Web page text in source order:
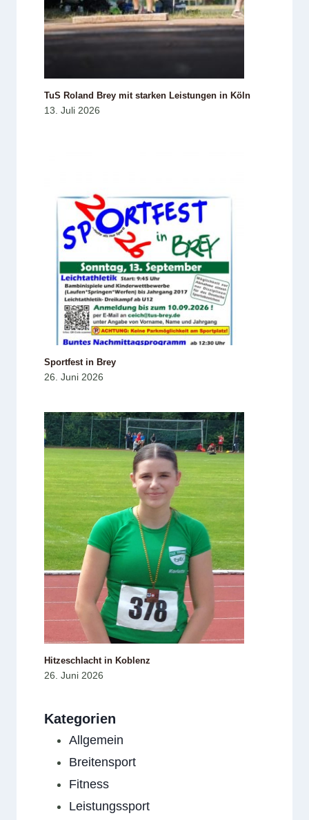
TuS Roland Brey mit starken Leistungen in Köln
13. Juli 2026
Sportfest in Brey
26. Juni 2026
Hitzeschlacht in Koblenz
26. Juni 2026
Kategorien
Allgemein
Breitensport
Fitness
Leistungssport